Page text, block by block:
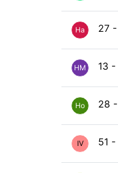
Ha 27 -
HM 13 -
Ho 28 -
IV 51 -